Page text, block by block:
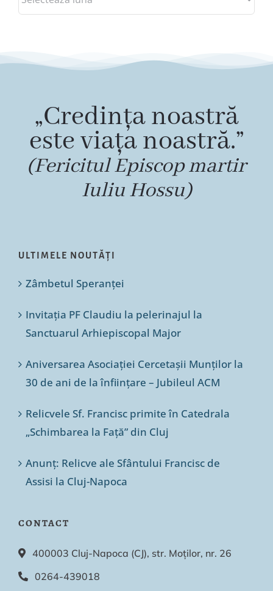
„Credința noastră
este viața noastră.”
(Fericitul Episcop martir
Iuliu Hossu)
ULTIMELE NOUTĂȚI
Zâmbetul Speranței
Invitația PF Claudiu la pelerinajul la
Sanctuarul Arhiepiscopal Major
Aniversarea Asociației Cercetașii Munților la
30 de ani de la înființare – Jubileul ACM
Relicvele Sf. Francisc primite în Catedrala
„Schimbarea la Față” din Cluj
Anunț: Relicve ale Sfântului Francisc de
Assisi la Cluj-Napoca
CONTACT
400003 Cluj-Napoca (CJ), str. Moților, nr. 26
0264-439018